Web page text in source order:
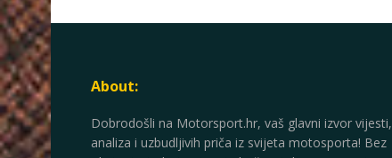
About:
Dobrodošli na Motorsport.hr, vaš glavni izvor vijesti,
analiza i uzbudljivih priča iz svijeta motosporta! Bez